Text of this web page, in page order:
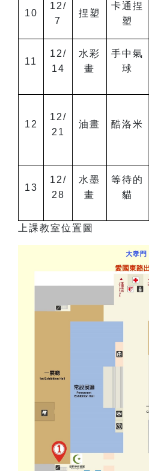
10
12/
7
捏塑
卡通捏
塑
11
12/
14
水彩
畫
手中氣
球
12
12/
21
油畫 酷洛米
13
12/
28
水墨
畫
等待的
貓
上課教室位置圖